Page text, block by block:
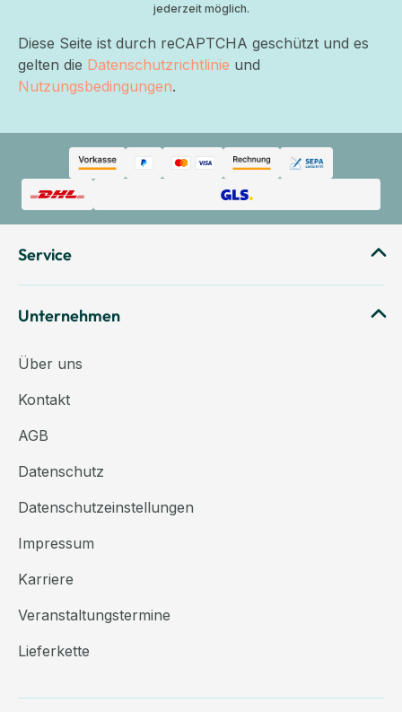
jederzeit möglich.
Diese Seite ist durch reCAPTCHA geschützt und es
gelten die Datenschutzrichtlinie und
Nutzungsbedingungen.
Service
Unternehmen
Über uns
Kontakt
AGB
Datenschutz
Datenschutzeinstellungen
Impressum
Karriere
Veranstaltungstermine
Lieferkette